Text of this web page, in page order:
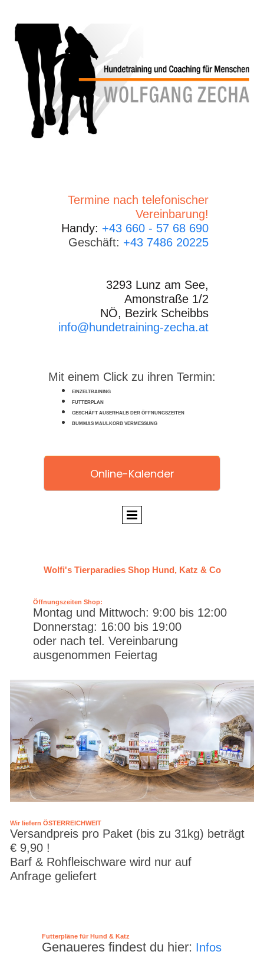
Termine nach telefonischer
Vereinbarung!
Handy: +43 660 - 57 68 690
Geschäft: +43 7486 20225
3293 Lunz am See,
Amonstraße 1/2
NÖ, Bezirk Scheibbs
info@hundetraining-zecha.at
Mit einem Click zu ihren Termin:
EINZELTRAINING
FUTTERPLAN
GESCHÄFT AUSERHALB DER ÖFFNUNGSZEITEN
BUMMAS MAULKORB VERMESSUNG
Online-Kalender
Wolfi's Tierparadies Shop Hund, Katz & Co
Öffnungszeiten Shop:
Montag und Mittwoch: 9:00 bis 12:00
Donnerstag: 16:00 bis 19:00
oder nach tel. Vereinbarung
ausgenommen Feiertag
Wir liefern ÖSTERREICHWEIT
Versandpreis pro Paket (bis zu 31kg) beträgt
€ 9,90 !
Barf & Rohfleischware wird nur auf
Anfrage geliefert
Futterpläne für Hund & Katz
Genaueres findest du hier: Infos